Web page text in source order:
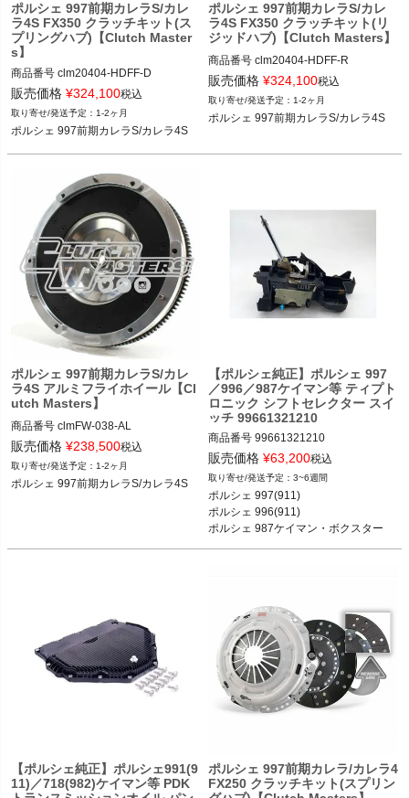
ポルシェ 997前期カレラS/カレ
ラ4S FX350 クラッチキット(ス
プリングハブ)【Clutch Master
s】
商品番号 clm20404-HDFF-D
ポルシェ 997前期カレラS/カレラ4S 0
5-08
販売価格 ¥324,100税込
1-2ヶ月
ポルシェ 997前期カレラS/カレラ4S
ポルシェ 997前期カレラS/カレ
ラ4S FX350 クラッチキット(リ
ジッドハブ)【Clutch Masters】
商品番号 clm20404-HDFF-R
ポルシェ 997前期カレラS/カレラ4S 0
5-08
販売価格 ¥324,100税込
1-2ヶ月
ポルシェ 997前期カレラS/カレラ4S
ポルシェ 997前期カレラS/カレ
ラ4S アルミフライホイール【Cl
utch Masters】
商品番号 clmFW-038-AL
ポルシェ 997前期カレラS/カレラ4S 0
5-08
販売価格 ¥238,500税込
1-2ヶ月
ポルシェ 997前期カレラS/カレラ4S
【ポルシェ純正】ポルシェ 997
／996／987ケイマン等 ティプト
ロニック シフトセレクター スイ
ッチ 99661321210
商品番号 99661321210
ポルシェ 997(911) カレラ／カレラS／
カレラGTS／カレラ4／カレラ4S／カ
レラ4GTS／ターボ／ターボS／GT2／
GT2RS／GT3／GT3 RS 04-08
ポルシェ 996(911) カレラ／カレラ4／
マンS／ケイマンR 04-08
ポルシェ 987ボクスター ボクスター／
ボクスターS 04-08
*997／987 前期モデル
販売価格 ¥63,200税込
3~6週間
ポルシェ 997(911)
ポルシェ 996(911)
ポルシェ 987ケイマン・ボクスター
【ポルシェ純正】ポルシェ991(9
11)／718(982)ケイマン等 PDK
ポルシェ 997前期カレラ/カレラ4
FX250 クラッチキット(スプリン